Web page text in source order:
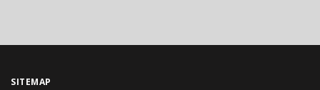
SITEMAP